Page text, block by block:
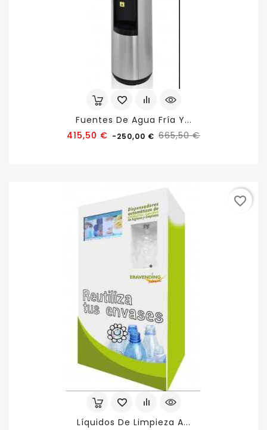
Fuentes De Agua Fría Y...
415,50 € Precio
-250,00 € 665,50 €Precio
Líquidos De Limpieza A...
favorite_border